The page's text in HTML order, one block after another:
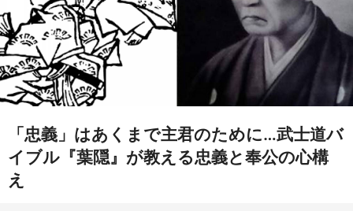
「忠義」はあくまで主君のために…武士道バ
イブル『葉隠』が教える忠義と奉公の心構
え